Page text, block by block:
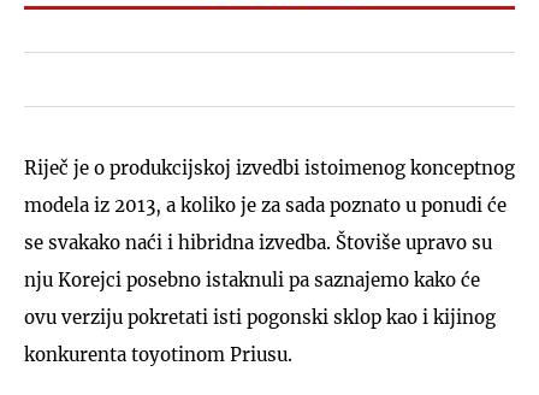
Riječ je o produkcijskoj izvedbi istoimenog konceptnog
modela iz 2013, a koliko je za sada poznato u ponudi će
se svakako naći i hibridna izvedba. Štoviše upravo su
nju Korejci posebno istaknuli pa saznajemo kako će
ovu verziju pokretati isti pogonski sklop kao i kijinog
konkurenta toyotinom Priusu.